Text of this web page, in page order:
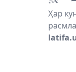
Ҳар